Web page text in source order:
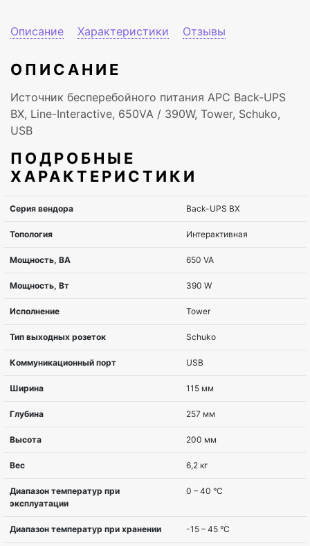
Описание Характеристики Отзывы
ОПИСАНИЕ
Источник бесперебойного питания APC Back-UPS
BX, Line-Interactive, 650VA / 390W, Tower, Schuko,
USB
ПОДРОБНЫЕ
ХАРАКТЕРИСТИКИ